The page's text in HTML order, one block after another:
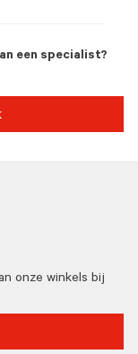
een specialist?
onze winkels bij